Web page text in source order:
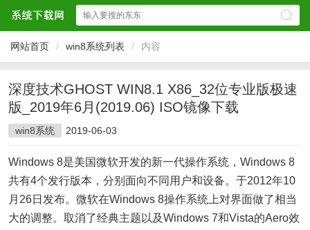
网站首页 / win8系统列表 / 内容
深度技术GHOST WIN8.1 X86_32位专业版极速
版_2019年6月(2019.06) ISO镜像下载
win8系统 2019-06-03
Windows 8是美国微软开发的新一代操作系统，Windows 8
共有4个发行版本，分别面向不同用户和设备。于2012年10
月26日发布。微软在Windows 8操作系统上对界面做了相当
大的调整。取消了经典主题以及Windows 7和Vista的Aero效